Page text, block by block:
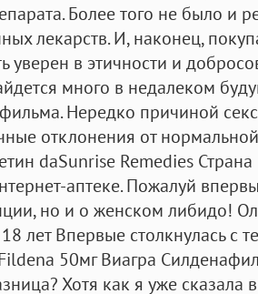
Более того не было и
лекарств. И, наконец,
уверен в этичности и
много в недалеком
Нередко причиной
отклонения от
daSunrise Remedies
аптеке. Пожалуй
но и о женском либидо!
лет Впервые столкнулась с
50мг Виагра
Хотя как я уже